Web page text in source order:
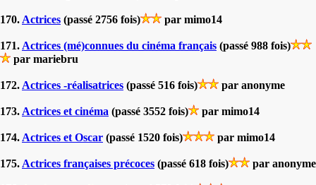
170. Actrices (passé 2756 fois) par mimo14
171. Actrices (mé)connues du cinéma français (passé 988 fois)
par mariebru
172. Actrices -réalisatrices (passé 516 fois) par anonyme
173. Actrices et cinéma (passé 3552 fois) par mimo14
174. Actrices et Oscar (passé 1520 fois) par mimo14
175. Actrices françaises précoces (passé 618 fois) par anonyme